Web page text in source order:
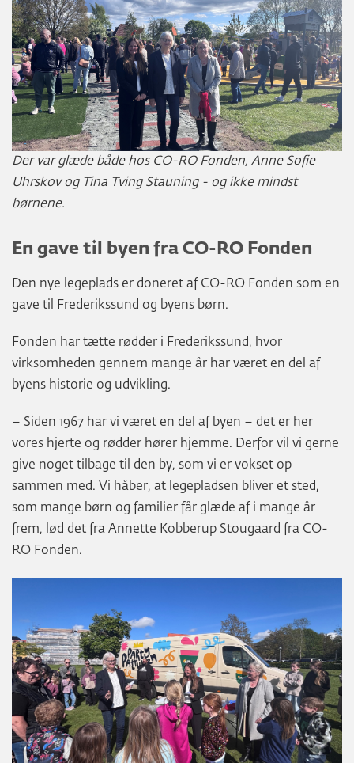
Der var glæde både hos CO-RO Fonden, Anne Sofie
Uhrskov og Tina Tving Stauning - og ikke mindst
børnene.
En gave til byen fra CO-RO Fonden
Den nye legeplads er doneret af CO-RO Fonden som en
gave til Frederikssund og byens børn.
Fonden har tætte rødder i Frederikssund, hvor
virksomheden gennem mange år har været en del af
byens historie og udvikling.
– Siden 1967 har vi været en del af byen – det er her
vores hjerte og rødder hører hjemme. Derfor vil vi gerne
give noget tilbage til den by, som vi er vokset op
sammen med. Vi håber, at legepladsen bliver et sted,
som mange børn og familier får glæde af i mange år
frem, lød det fra Annette Kobberup Stougaard fra CO-
RO Fonden.